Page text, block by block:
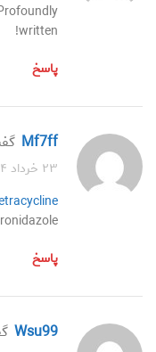
written!
پاسخ
mf7ff
۲۳ خرداد ۱۴۰۴ در ۱۰:۱۶ ق.ظ
پاسخ
wsu99